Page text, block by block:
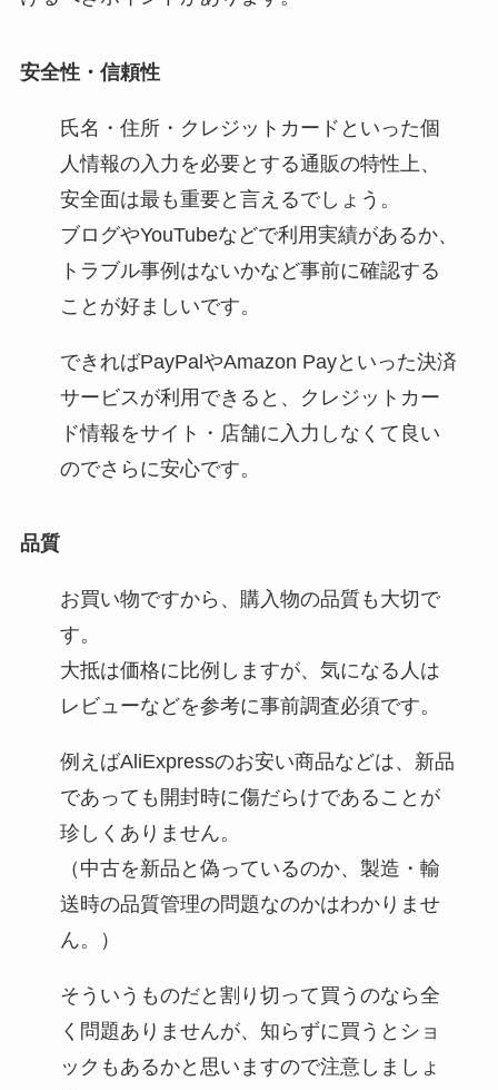
安全性・信頼性
氏名・住所・クレジットカードといった個
人情報の入力を必要とする通販の特性上、
安全面は最も重要と言えるでしょう。
ブログやYouTubeなどで利用実績があるか、
トラブル事例はないかなど事前に確認する
ことが好ましいです。
できればPayPalやAmazon Payといった決済
サービスが利用できると、クレジットカー
ド情報をサイト・店舗に入力しなくて良い
のでさらに安心です。
品質
お買い物ですから、購入物の品質も大切で
す。
大抵は価格に比例しますが、気になる人は
レビューなどを参考に事前調査必須です。
例えばAliExpressのお安い商品などは、新品
であっても開封時に傷だらけであることが
珍しくありません。
（中古を新品と偽っているのか、製造・輸
送時の品質管理の問題なのかはわかりませ
ん。）
そういうものだと割り切って買うのなら全
く問題ありませんが、知らずに買うとショ
ックもあるかと思いますので注意しましょ